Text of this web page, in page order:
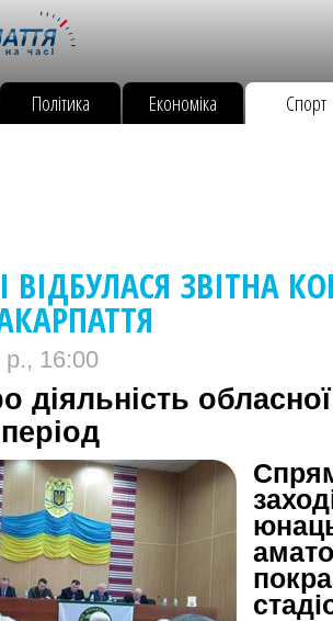
Політика Економіка Спорт
ВІДБУЛАСЯ ЗВІТНА
р., 16:00
діяльність